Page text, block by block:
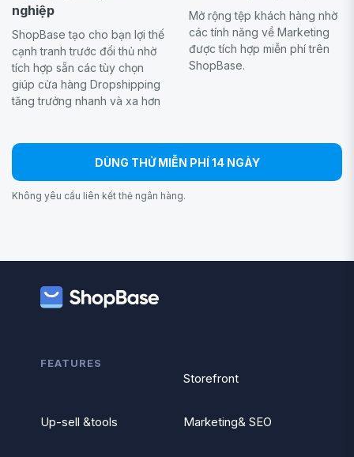
nghiệp
ShopBase tạo cho bạn lợi thế
cạnh tranh trước đối thủ nhờ
tích hợp sẵn các tùy chọn
giúp cửa hàng Dropshipping
tăng trưởng nhanh và xa hơn
Mở rộng tệp khách hàng nhờ
các tính năng về Marketing
được tích hợp miễn phí trên
ShopBase.
DÙNG THỬ MIỄN PHÍ 14 NGÀY
Không yêu cầu liên kết thẻ ngân hàng.
FEATURES
Storefront
Up-sell &tools Marketing& SEO